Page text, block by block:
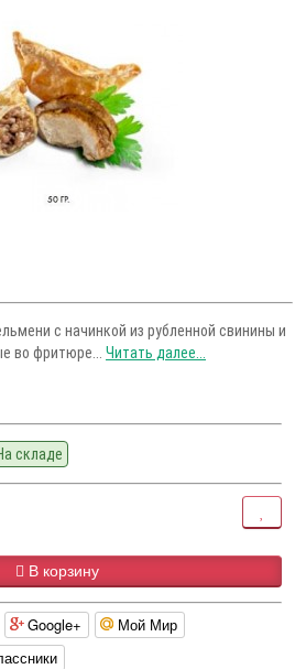
с начинкой из рубленной свинины и
во фритюре... Читать далее...
складе
В корзину
Google+
Мой Мир